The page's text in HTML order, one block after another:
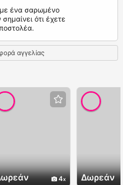
ένα σαρωμένο
ότι έχετε
αγγελίας
4 Δωρεάν